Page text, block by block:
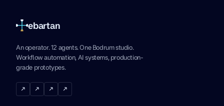
ebartan
An operator. 12 agents. One Bodrum studio.
Workflow automation, AI systems, production-
grade prototypes.
↗ ↗ ↗ ↗